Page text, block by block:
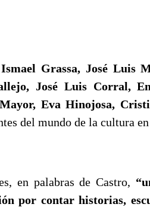
Ismael Grassa, José Luis
José Luis Corral,
Eva Hinojosa,
del mundo de la cultura
en palabras de Castro,
por contar historias,